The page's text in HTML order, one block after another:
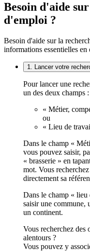
Besoin d'aide
d'emploi ?
Besoin d'aide sur la
informations essentielles
1. Lancer votre
Pour lancer une
un des deux champs :
« Métier,
ou
« Lieu de
Dans le champ «
vous pouvez saisir,
« brasserie » en
mot. Vous
directement sa
Dans le champ «
saisir une commune,
un continent.
Vous recherchez des
alentours ?
Vous pouvez y